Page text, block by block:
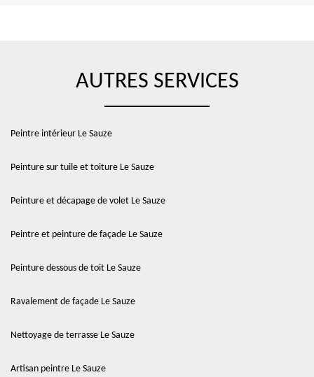
AUTRES SERVICES
Peintre intérieur Le Sauze
Peinture sur tuile et toiture Le Sauze
Peinture et décapage de volet Le Sauze
Peintre et peinture de façade Le Sauze
Peinture dessous de toit Le Sauze
Ravalement de façade Le Sauze
Nettoyage de terrasse Le Sauze
Artisan peintre Le Sauze